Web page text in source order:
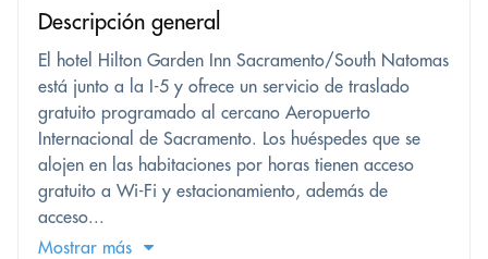
Descripción general
El hotel Hilton Garden Inn Sacramento/South Natomas
está junto a la I-5 y ofrece un servicio de traslado
gratuito programado al cercano Aeropuerto
Internacional de Sacramento. Los huéspedes que se
alojen en las habitaciones por horas tienen acceso
gratuito a Wi-Fi y estacionamiento, además de
acceso...
Mostrar más